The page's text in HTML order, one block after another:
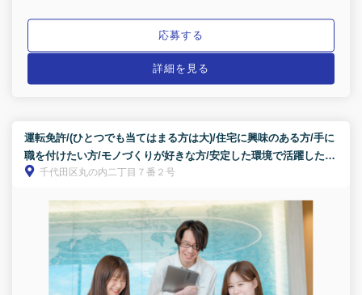
応募する
詳細を見る
運転免許/(ひとつでも当てはまる方は大)/住宅に興味のある方/手に
職を付けたい方/モノづくりが好きな方/安定した環境で活躍したい
方/キャリアアップを目指したい方
千代田区丸の内二丁目７番２号